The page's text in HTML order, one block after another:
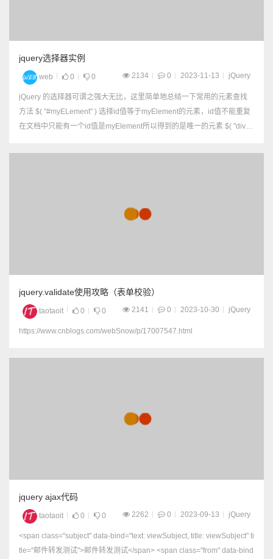
jquery选择器实例
web 0 0 2134 0 2023-11-13 jQuery
jQuery 的选择器可谓之强大无比，这里简单地总结一下常用的元素查找
方法 $( "#myELement" ) 选择id值等于myElement的元素，id值不能重复
在文档中只能有一个id值是myElement所以得到的是唯一的元素 $( "div" )
jquery.validate使用攻略（表单校验）
taotaoit 0 0 2141 0 2023-10-30 jQuery
https://www.cnblogs.com/webSnow/p/17007547.html
jquery ajax代码
taotaoit 0 0 2262 0 2023-09-13 jQuery
<span class="subject" data-bind="text: viewSubject, title: viewSubject" ti
tle="邮件转发测试">邮件转发测试</span> <span class="from" data-bind